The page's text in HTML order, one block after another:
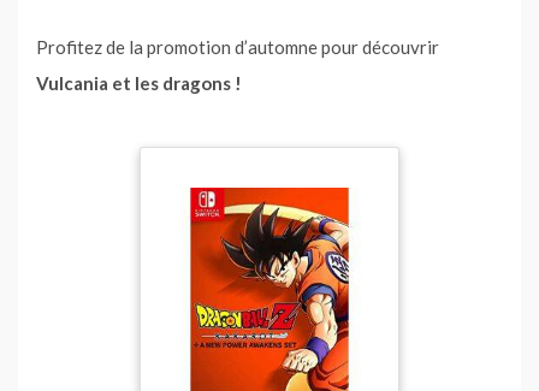
Profitez de la promotion d’automne pour découvrir
Vulcania et les dragons !